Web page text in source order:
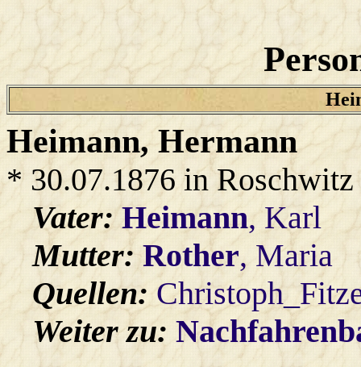
Heimann, Hermann
* 30.07.1876 in Roschwitz
Vater:Heimann, Karl
Mutter:Rother, Maria
Quellen:
Weiter zu: